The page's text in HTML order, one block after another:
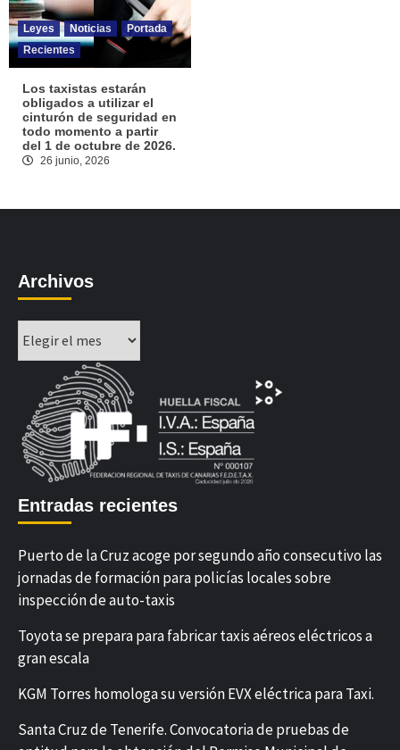
Leyes Noticias
Portada
Recientes
Los taxistas estarán
obligados a utilizar el
cinturón de seguridad en
todo momento a partir
del 1 de octubre de 2026.
26 junio, 2026
Archivos
Entradas recientes
Puerto de la Cruz acoge por segundo año consecutivo las
jornadas de formación para policías locales sobre
inspección de auto-taxis
Toyota se prepara para fabricar taxis aéreos eléctricos a
gran escala
KGM Torres homologa su versión EVX eléctrica para Taxi.
Santa Cruz de Tenerife. Convocatoria de pruebas de